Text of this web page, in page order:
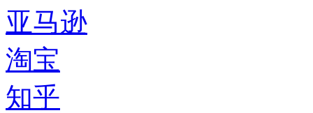
亚马逊
淘宝
知乎